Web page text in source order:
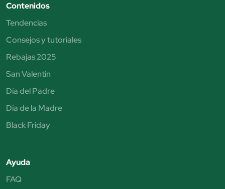
Contenidos
Tendencias
Consejos y tutoriales
Rebajas 2025
San Valentín
Día del Padre
Día de la Madre
Black Friday
Ayuda
FAQ